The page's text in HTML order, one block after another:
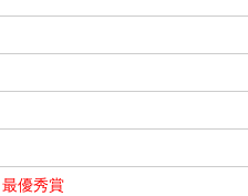
最優秀賞